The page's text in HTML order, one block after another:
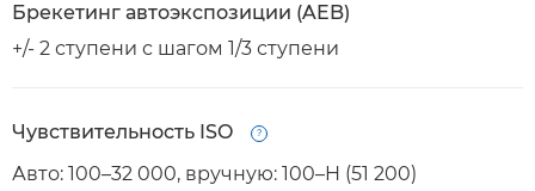
Брекетинг автоэкспозиции (AEB)
+/- 2 ступени с шагом 1/3 ступени
Чувствительность ISO
Авто: 100–32 000, вручную: 100–H (51 200)